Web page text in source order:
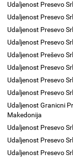
Udaljenost Presevo
Udaljenost Presevo
Udaljenost Presevo
Udaljenost Presevo
Udaljenost Preševo
Udaljenost Presevo
Udaljenost Presevo
Udaljenost Presevo
Udaljenost Granicni
Makedonija
Udaljenost Presevo
Udaljenost Presevo
Udaljenost Presevo